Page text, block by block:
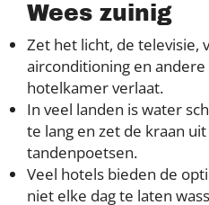
Wees zuinig
Zet het licht, de televisie,
airconditioning en
hotelkamer verlaat.
In veel landen is water
te lang en zet de kraan
tandenpoetsen.
Veel hotels bieden de
niet elke dag te laten